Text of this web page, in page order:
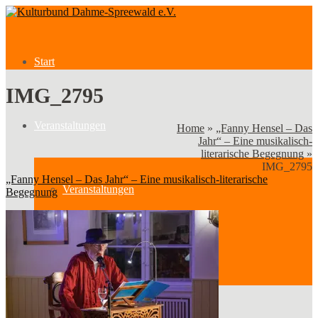
Start
Veranstaltungen
Veranstaltungen
Kategorien
IMG_2795
Home » „Fanny Hensel – Das
Jahr“ – Eine musikalisch-
literarische Begegnung »
IMG_2795
„Fanny Hensel – Das Jahr“ – Eine musikalisch-literarische
Begegnung